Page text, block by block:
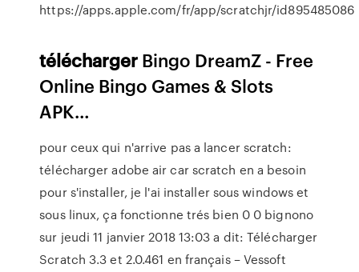
https://apps.apple.com/fr/app/scratchjr/id895485086
télécharger Bingo DreamZ - Free
Online Bingo Games & Slots
APK…
pour ceux qui n'arrive pas a lancer scratch:
télécharger adobe air car scratch en a besoin
pour s'installer, je l'ai installer sous windows et
sous linux, ça fonctionne trés bien 0 0 bignono
sur jeudi 11 janvier 2018 13:03 a dit: Télécharger
Scratch 3.3 et 2.0.461 en français – Vessoft